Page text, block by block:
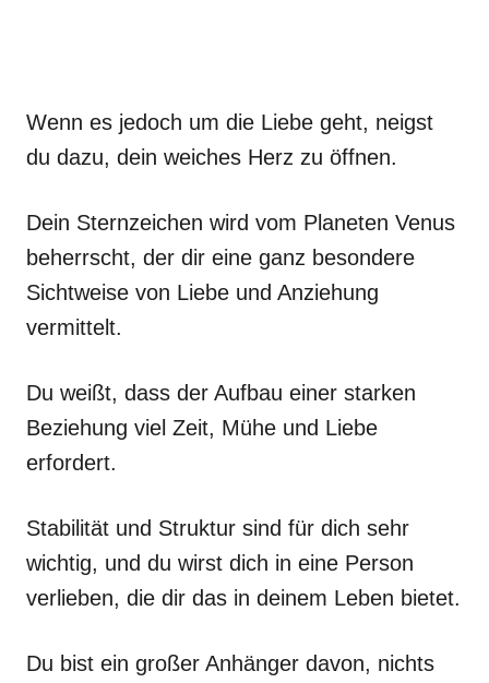
Wenn es jedoch um die Liebe geht, neigst
du dazu, dein weiches Herz zu öffnen.
Dein Sternzeichen wird vom Planeten Venus
beherrscht, der dir eine ganz besondere
Sichtweise von Liebe und Anziehung
vermittelt.
Du weißt, dass der Aufbau einer starken
Beziehung viel Zeit, Mühe und Liebe
erfordert.
Stabilität und Struktur sind für dich sehr
wichtig, und du wirst dich in eine Person
verlieben, die dir das in deinem Leben bietet.
Du bist ein großer Anhänger davon, nichts